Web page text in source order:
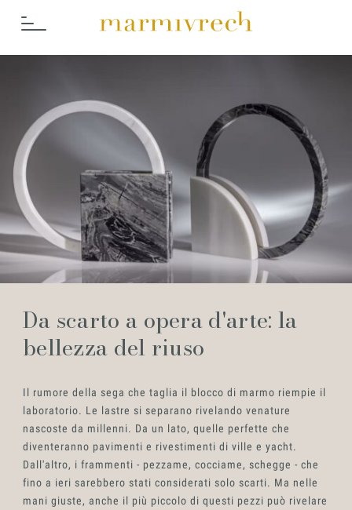
Cosa
Settori
Da scarto a opera d'arte: la
bellezza del riuso
Il rumore della sega che taglia il blocco di marmo riempie il
laboratorio. Le lastre si separano rivelando venature
nascoste da millenni. Da un lato, quelle perfette che
diventeranno pavimenti e rivestimenti di ville e yacht.
Dall'altro, i frammenti - pezzame, cocciame, schegge - che
fino a ieri sarebbero stati considerati solo scarti. Ma nelle
mani giuste, anche il più piccolo di questi pezzi può rivelare